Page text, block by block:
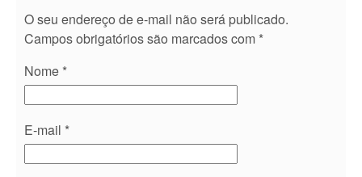
O seu endereço de e-mail não será publicado.
Campos obrigatórios são marcados com *
Nome *
E-mail *